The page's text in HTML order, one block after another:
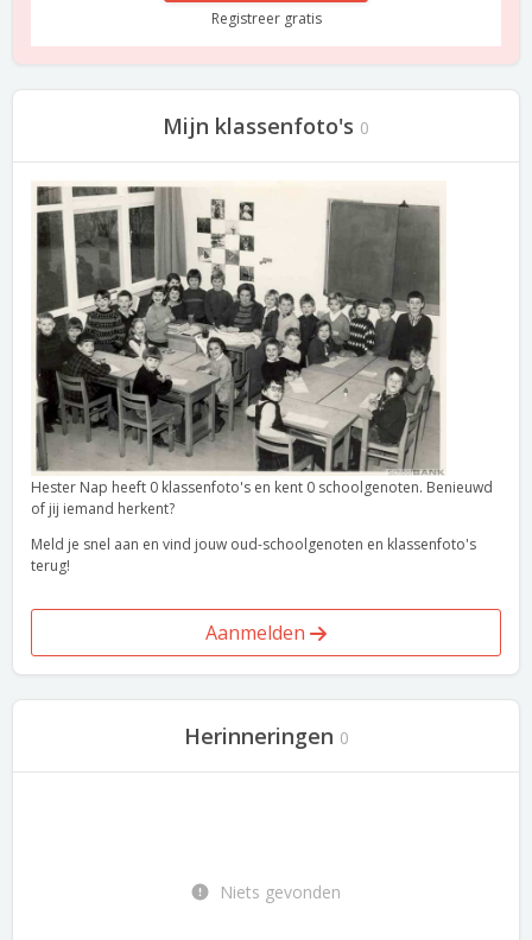
Registreer gratis
Mijn klassenfoto's 0
Hester Nap heeft 0 klassenfoto's en kent 0 schoolgenoten. Benieuwd
of jij iemand herkent?
Meld je snel aan en vind jouw oud-schoolgenoten en klassenfoto's
terug!
Aanmelden
Herinneringen 0
Niets gevonden